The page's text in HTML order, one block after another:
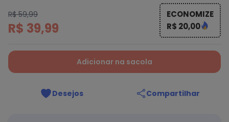
R$ 59,99
R$ 39,99
ECONOMIZE
R$ 20,00
Adicionar na sacola
Desejos Compartilhar